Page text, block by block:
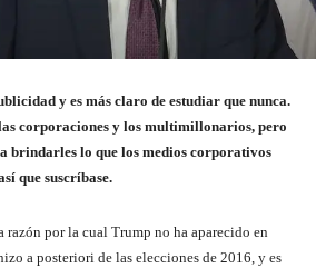
y es más claro de estudiar que nunca.
corporaciones y los multimillonarios, pero
brindarles lo que los medios corporativos
que suscríbase.
razón por la cual Trump no ha aparecido en
a posteriori de las elecciones de 2016, y es